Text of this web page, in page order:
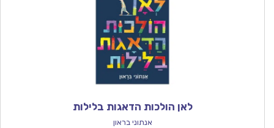
לאן הולכות הדאגות בלילות
אנתוני בראון